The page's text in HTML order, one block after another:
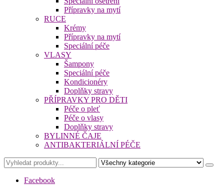
Přípravky na mytí
RUCE
Krémy
Přípravky na mytí
Speciální péče
VLASY
Šampony
Speciální péče
Kondicionéry
Doplňky stravy
PŘÍPRAVKY PRO DĚTI
Péče o pleť
Péče o vlasy
Doplňky stravy
BYLINNÉ ČAJE
ANTIBAKTERIÁLNÍ PÉČE
Facebook